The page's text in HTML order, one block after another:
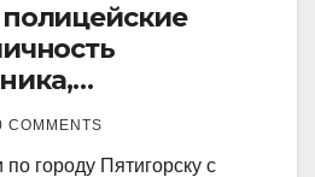
телесные
местному жителю
COMMENTS
городу Пятигорску с